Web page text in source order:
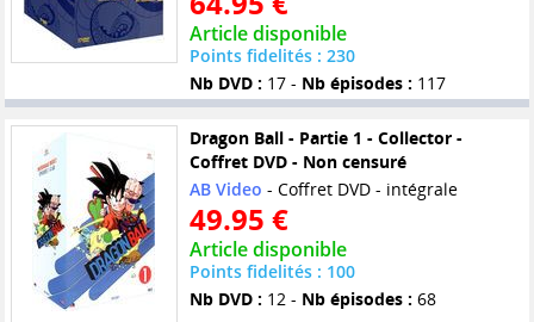
Article disponible
Points fidelités : 230
Nb DVD : 17 - Nb épisodes : 117
Dragon Ball - Partie 1 - Collector -
Coffret DVD - Non censuré
AB Video - Coffret DVD - intégrale
49.95 €
Article disponible
Points fidelités : 100
Nb DVD : 12 - Nb épisodes : 68